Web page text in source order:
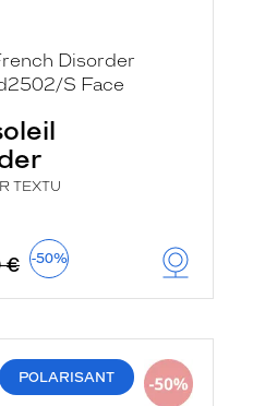
TEXTU
€ -50%
POLARISANT